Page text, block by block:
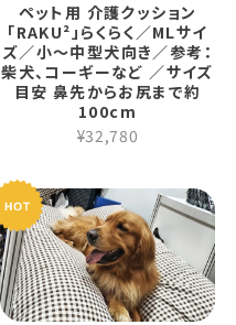
ペット用 介護クッション
「RAKU²」らくらく／MLサイ
ズ／小～中型犬向き／参考：
柴犬、コーギーなど ／サイズ
目安 鼻先からお尻まで約
100cm
¥32,780